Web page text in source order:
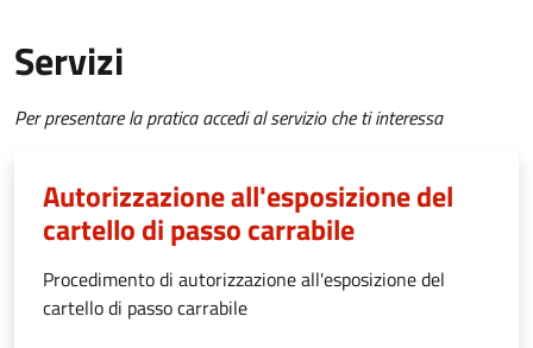
Servizi
Per presentare la pratica accedi al servizio che ti interessa
Autorizzazione all'esposizione del
cartello di passo carrabile
Procedimento di autorizzazione all'esposizione del
cartello di passo carrabile